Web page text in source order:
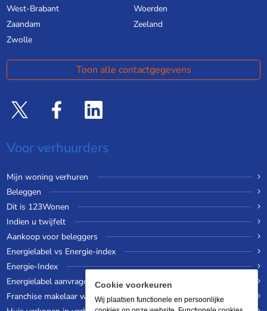
West-Brabant
Woerden
Zaandam
Zeeland
Zwolle
Toon alle contactgegevens
Voor verhuurders
Mijn woning verhuren
Beleggen
Dit is 123Wonen
Indien u twijfelt
Aankoop voor beleggers
Energielabel vs Energie-index
Energie-Index
Energielabel aanvragen
Franchise makelaar worden
Cookie voorkeuren
Wij plaatsen functionele en persoonlijke